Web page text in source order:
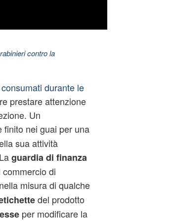
contro la
durante le
prestare attenzione
Un
finito nei guai per una
sua attività
guardia di finanza
di
misura di qualche
del prodotto
per modificare la